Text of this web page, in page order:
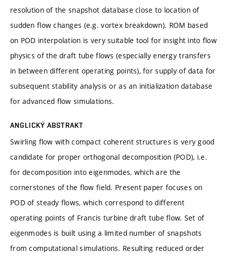
resolution of the snapshot database close to location of
sudden flow changes (e.g. vortex breakdown). ROM based
on POD interpolation is very suitable tool for insight into flow
physics of the draft tube flows (especially energy transfers
in between different operating points), for supply of data for
subsequent stability analysis or as an initialization database
for advanced flow simulations.
ANGLICKÝ ABSTRAKT
Swirling flow with compact coherent structures is very good
candidate for proper orthogonal decomposition (POD), i.e.
for decomposition into eigenmodes, which are the
cornerstones of the flow field. Present paper focuses on
POD of steady flows, which correspond to different
operating points of Francis turbine draft tube flow. Set of
eigenmodes is built using a limited number of snapshots
from computational simulations. Resulting reduced order